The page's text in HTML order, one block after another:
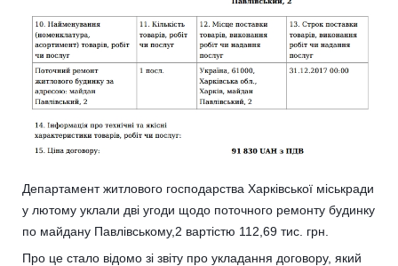
Департамент житлового господарства Харківської міськради
у лютому уклали дві угоди щодо поточного ремонту будинку
по майдану Павлівському,2 вартістю 112,69 тис. грн.
Про це стало відомо зі звіту про укладання договору, який